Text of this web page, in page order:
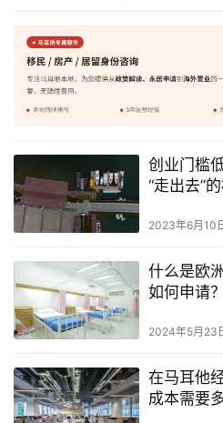
创业门槛
“走出去”
2023年6月10
什么是欧
如何申请？
2024年5月23
在马耳他
成本需要